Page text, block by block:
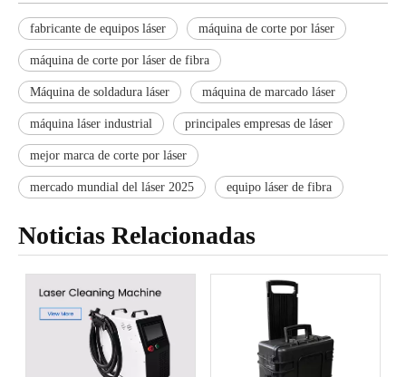
fabricante de equipos láser máquina de corte por láser
máquina de corte por láser de fibra
Máquina de soldadura láser máquina de marcado láser
máquina láser industrial principales empresas de láser
mejor marca de corte por láser
mercado mundial del láser 2025 equipo láser de fibra
Noticias Relacionadas